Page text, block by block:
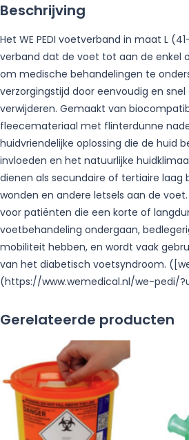
Beschrijving
Het WE PEDI voetverband in maat L
verband dat de voet tot aan de enkel
om medische behandelingen te
verzorgingstijd door eenvoudig en
verwijderen. Gemaakt van
fleecemateriaal met flinterdunne
huidvriendelijke oplossing die de huid
invloeden en het natuurlijke
dienen als secundaire of tertiaire laag
wonden en andere letsels aan de
voor patiënten die een korte of
voetbehandeling ondergaan,
mobiliteit hebben, en wordt vaak
van het diabetisch voetsyndroom.
(https://www.wemedical.nl/we-pedi/
Gerelateerde producten